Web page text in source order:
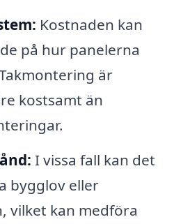
Kostnaden kan
på hur panelerna
är
kostsamt än
I vissa fall kan det
bygglov eller
vilket kan medföra